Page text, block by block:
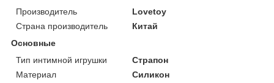
Производитель
Lovetoy
Страна производитель
Китай
Основные
Тип интимной игрушки
Страпон
Материал
Силикон